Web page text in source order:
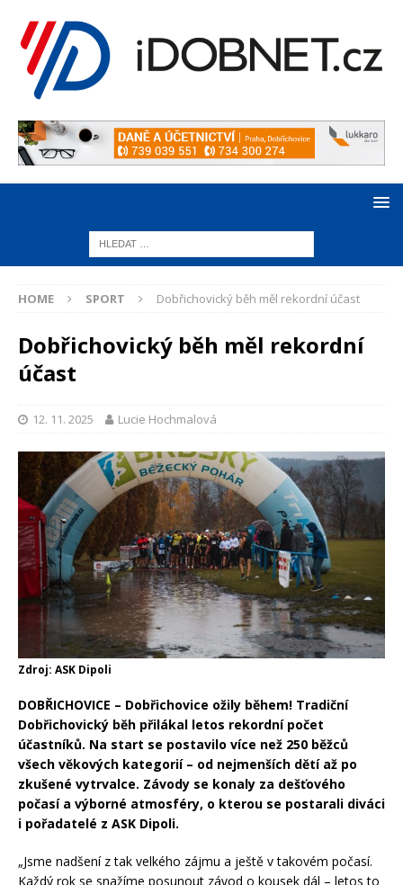
HOME SPORT Dobřichovický běh měl rekordní účast
Dobřichovický běh měl rekordní
účast
12. 11. 2025 Lucie Hochmalová
Zdroj: ASK Dipoli
DOBŘICHOVICE – Dobřichovice ožily během! Tradiční
Dobřichovický běh přilákal letos rekordní počet
účastníků. Na start se postavilo více než 250 běžců
všech věkových kategorií – od nejmenších dětí až po
zkušené vytrvalce. Závody se konaly za dešťového
počasí a výborné atmosféry, o kterou se postarali diváci
i pořadatelé z ASK Dipoli.
„Jsme nadšení z tak velkého zájmu a ještě v takovém počasí.
Každý rok se snažíme posunout závod o kousek dál – letos to